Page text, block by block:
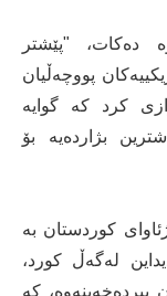
دەکات، "پێشتر
پووچەڵیان
کرد کە گوایە
بژاردەیە بۆ
کوردستان بە
لەگەڵ کورد،
بیردەخەینەوە، کە